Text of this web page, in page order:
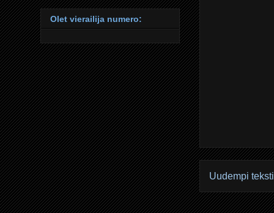
Uudempi teksti
Olet vierailija numero: